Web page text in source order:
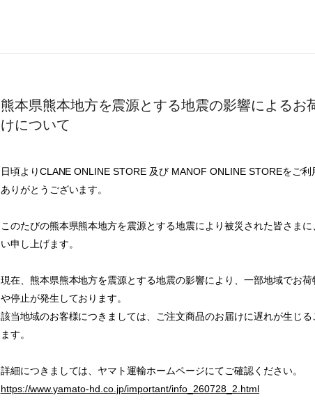
熊本県熊本地方を震源とする地震の影響によるお
けについて
日頃よりCLANE ONLINE STORE 及び MANOF ONLINE STOREをご利
ありがとうございます。
このたびの熊本県熊本地方を震源とする地震により被災された皆さま
い申し上げます。
現在、熊本県熊本地方を震源とする地震の影響により、一部地域でお
や停止が発生しております。
該当地域のお客様につきましては、ご注文商品のお届けに遅れが生じ
ます。
詳細につきましては、ヤマト運輸ホームページにてご確認ください。
https://www.yamato-hd.co.jp/important/info_260728_2.html